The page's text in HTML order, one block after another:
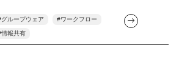
グループウェア ワークフロー
情報共有